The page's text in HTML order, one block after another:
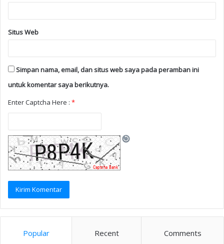
Situs Web
Simpan nama, email, dan situs web saya pada peramban ini
untuk komentar saya berikutnya.
Enter Captcha Here : *
Popular Recent Comments